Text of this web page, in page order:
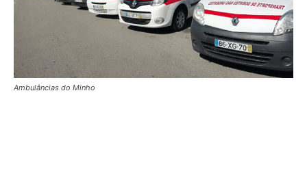
Ambulâncias do Minho